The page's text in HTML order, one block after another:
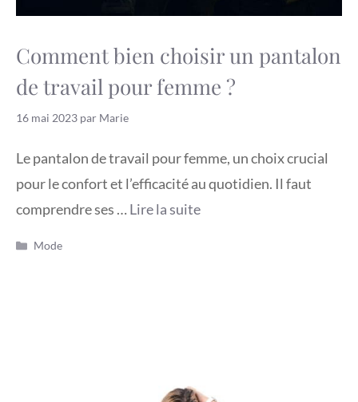
Comment bien choisir un pantalon
de travail pour femme ?
16 mai 2023 par Marie
Le pantalon de travail pour femme, un choix crucial
pour le confort et l’efficacité au quotidien. Il faut
comprendre ses …Lire la suite
Catégories
Mode